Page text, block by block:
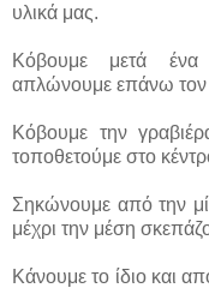
υλικά μας.
Κόβουμε μετά ένα
απλώνουμε επάνω τον
Κόβουμε την
τοποθετούμε στο
Σηκώνουμε από την
μέχρι την μέση
Κάνουμε το ίδιο και